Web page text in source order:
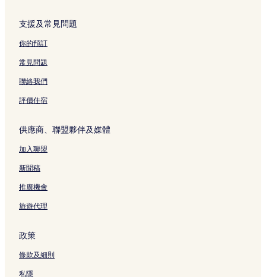
a
h
頁
面
支援及常見問題
你的預訂
常見問題
聯絡我們
評價住宿
供應商、聯盟夥伴及媒體
加入聯盟
新聞稿
推廣機會
旅遊代理
政策
條款及細則
私隱